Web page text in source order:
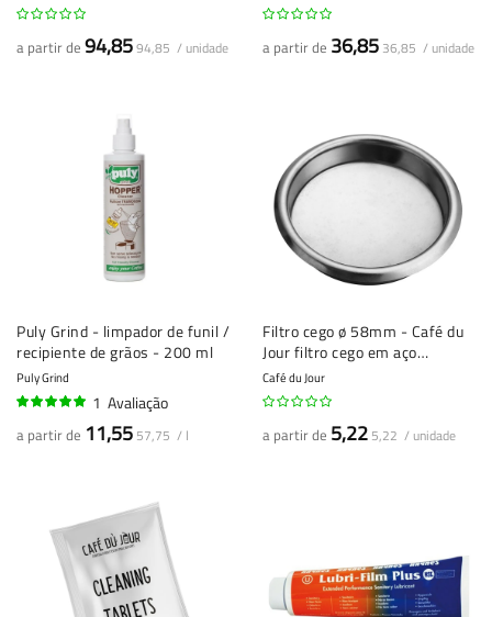
a partir de 94,8594,85 / unidade a partir de 36,85 36,85 / unidade
Puly Grind - limpador de funil /
recipiente de grãos - 200 ml
Puly Grind
1 Avaliação
a partir de 11,55 57,75 / l
Filtro cego ø 58mm - Café du
Jour filtro cego em aço
inoxidável - Ferramenta de
limpeza para máquinas de
café expresso
Café du Jour
a partir de 5,22 5,22 / unidade